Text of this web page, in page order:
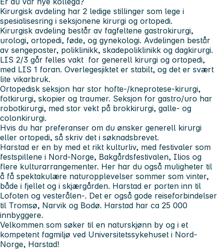
Kirurgisk avdeling har 2 ledige stillinger som lege i
spesialisesring i seksjonene kirurgi og ortopedi.
Kirurgisk avdeling består av fagfeltene gastrokirurgi,
urologi, ortopedi, føde, og gynekologi. Avdelingen består
av sengeposter, poliklinikk, skadepoliklinikk og dagkirurgi.
LIS 2/3 går felles vakt for generell kirurgi og ortopedi,
med LIS 1 foran. Overlegesjiktet er stabilt, og det er svært
lite vikarbruk.
Ortopedisk seksjon har stor hofte-/kneprotese-kirurgi,
fotkirurgi, skopier og traumer. Seksjon for gastro/uro har
robotkirurgi, med stor vekt på brokkirurgi, galle- og
colonkirurgi.
Hvis du har preferanser om du ønsker generell kirurgi
eller ortopedi, så skriv det i søknadsbrevet.
Harstad er en by med et rikt kulturliv, med festivaler som
festspillene i Nord-Norge, Bakgårdsfestivalen, Ilios og
flere kulturarrangementer. Her har du også muligheter til
å få spektakulære naturopplevelser sommer som vinter,
både i fjellet og i skjærgården. Harstad er porten inn til
Lofoten og vesterålen-. Det er også gode reiseforbindelser
til Tromsø, Narvik og Bodø. Harstad har ca 25 000
innbyggere.
Velkommen som søker til en naturskjønn by og i et
kompetent fagmiljø ved Universitetssykehuset i Nord-
Norge, Harstad!